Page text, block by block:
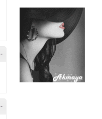
-
-